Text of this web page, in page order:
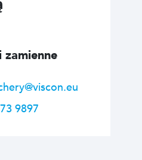
zamienne
9897